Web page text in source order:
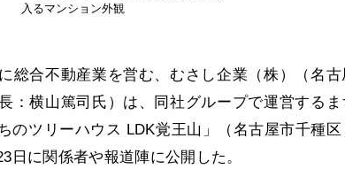
入るマンション外観
総合不動産業を営む、むさし企業（株）（名古
：横山篤司氏）は、同社グループで運営するま
のツリーハウス LDK覚王山」（名古屋市千種区
日に関係者や報道陣に公開した。